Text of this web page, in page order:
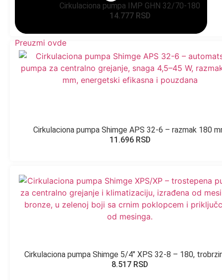
Preuzmi ovde
Cirkulaciona pumpa IMP GHN 32/70-180
14.777 RSD
Cirkulaciona pumpa Shimge APS 32-6 – razmak 180
11.696 RSD
Cirkulaciona pumpa Shimge 5/4″ XPS 32-8 – 180,
8.517 RSD